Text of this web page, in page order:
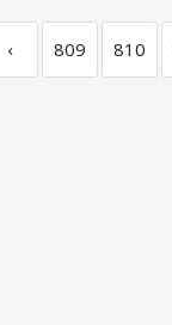
‹ 809 810